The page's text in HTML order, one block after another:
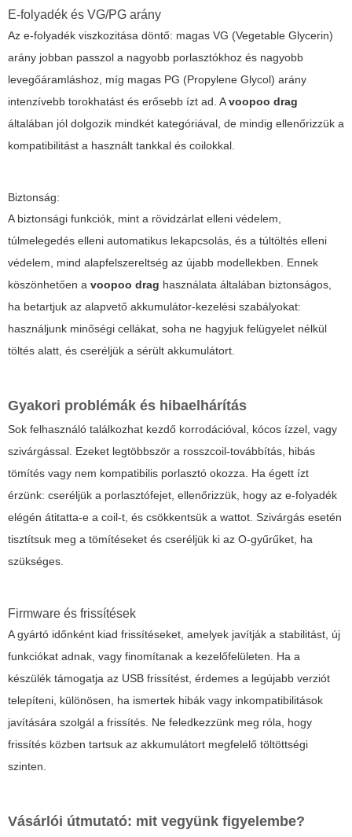
E-folyadék és VG/PG arány
Az e-folyadék viszkozitása döntő: magas VG (Vegetable Glycerin)
arány jobban passzol a nagyobb porlasztókhoz és nagyobb
levegőáramláshoz, míg magas PG (Propylene Glycol) arány
intenzívebb torokhatást és erősebb ízt ad. Avoopoo drag
általában jól dolgozik mindkét kategóriával, de mindig ellenőrizzük a
kompatibilitást a használt tankkal és coilokkal.
Biztonság:
A biztonsági funkciók, mint a rövidzárlat elleni védelem,
túlmelegedés elleni automatikus lekapcsolás, és a túltöltés elleni
védelem, mind alapfelszereltség az újabb modellekben. Ennek
köszönhetően a voopoo drag használata általában biztonságos,
ha betartjuk az alapvető akkumulátor-kezelési szabályokat:
használjunk minőségi cellákat, soha ne hagyjuk felügyelet nélkül
töltés alatt, és cseréljük a sérült akkumulátort.
Gyakori problémák és hibaelhárítás
Sok felhasználó találkozhat kezdő korrodációval, kócos ízzel, vagy
szivárgással. Ezeket legtöbbször a rosszcoil-továbbítás, hibás
tömítés vagy nem kompatibilis porlasztó okozza. Ha égett ízt
érzünk: cseréljük a porlasztófejet, ellenőrizzük, hogy az e-folyadék
elégén átitatta-e a coil-t, és csökkentsük a wattot. Szivárgás esetén
tisztítsuk meg a tömítéseket és cseréljük ki az O-gyűrűket, ha
szükséges.
Firmware és frissítések
A gyártó időnként kiad frissítéseket, amelyek javítják a stabilitást, új
funkciókat adnak, vagy finomítanak a kezelőfelületen. Ha a
készülék támogatja az USB frissítést, érdemes a legújabb verziót
telepíteni, különösen, ha ismertek hibák vagy inkompatibilitások
javítására szolgál a frissítés. Ne feledkezzünk meg róla, hogy
frissítés közben tartsuk az akkumulátort megfelelő töltöttségi
szinten.
Vásárlói útmutató: mit vegyünk figyelembe?